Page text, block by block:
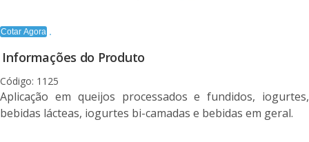
Cotar Agora
Informações do Produto
Código: 1125
Aplicação em queijos processados e fundidos, iogurtes,
bebidas lácteas, iogurtes bi-camadas e bebidas em geral.